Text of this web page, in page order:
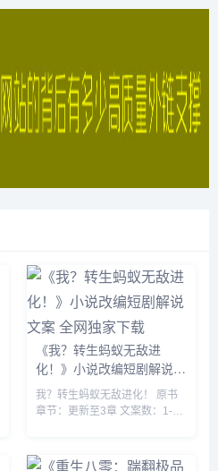
《我？转生蚂蚁无敌进
化！》小说改编短剧解说文
案 全网独家下载
我？转生蚂蚁无敌进化！ 原书
章节：更新至3章 文案数：1-10